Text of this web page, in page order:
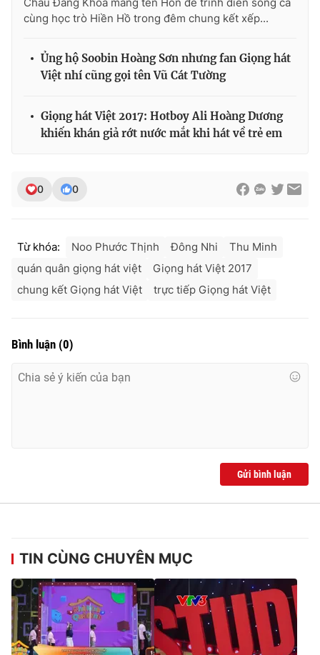
Ðiện thoại Thời báo VTV:024.66 897 897
toasoan@vtv.vn
® Cấm sao chép dưới mọi hình thức nếu không có sự chấp
thuận bằng văn bản. Ghi rõ nguồn VTV.vn khi phát hành lại
thông tin từ website này.
cùng học trò Hiền Hồ trong đêm chung kết xếp...
Ủng hộ Soobin Hoàng Sơn nhưng fan Giọng hát
Việt nhí cũng gọi tên Vũ Cát Tường
Giọng hát Việt 2017: Hotboy Ali Hoàng Dương
khiến khán giả rớt nước mắt khi hát về trẻ em
0 0
Từ khóa: Noo Phước Thịnh Đông Nhi
Thu Minh
quán quân giọng hát việt
Giọng hát Việt 2017
chung kết Giọng hát Việt
trực tiếp Giọng hát Việt
Bình luận (0)
Gửi bình luận
TIN CÙNG CHUYÊN MỤC